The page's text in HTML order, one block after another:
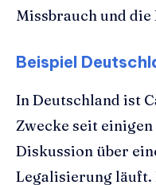
Missbrauch und
Beispiel
In Deutschland ist
Zwecke seit einigen
Diskussion über
Legalisierung läuft.